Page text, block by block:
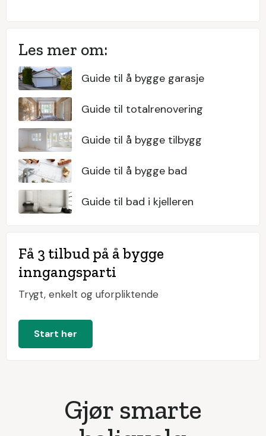
Les mer om:
Guide til å bygge garasje
Guide til totalrenovering
Guide til å bygge tilbygg
Guide til å bygge bad
Guide til bad i kjelleren
Få 3 tilbud på å bygge
inngangsparti
Trygt, enkelt og uforpliktende
Start her
Gjør smarte